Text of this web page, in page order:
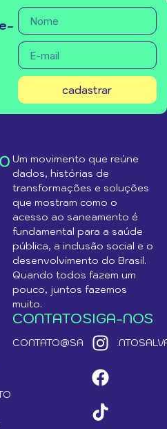
cadastrar
Um movimento que reúne
dados, histórias de
transformações e soluções
que mostram como o
acesso ao saneamento é
fundamental para a saúde
pública, a inclusão social e o
desenvolvimento do Brasil.
Quando todos fazem um
pouco, juntos fazemos
muito.
CONTATOSIGA-NOS